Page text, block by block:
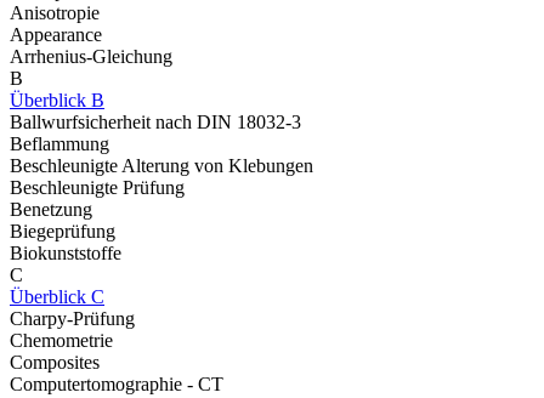
Anisotropie
Appearance
Arrhenius-Gleichung
B
Überblick B
Ballwurfsicherheit nach DIN 18032-3
Beflammung
Beschleunigte Alterung von Klebungen
Beschleunigte Prüfung
Benetzung
Biegeprüfung
Biokunststoffe
C
Überblick C
Charpy-Prüfung
Chemometrie
Composites
Computertomographie - CT